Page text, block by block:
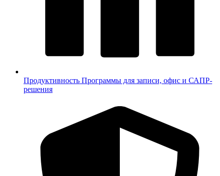
Продуктивность Программы для записи, офис и САПР-
решения